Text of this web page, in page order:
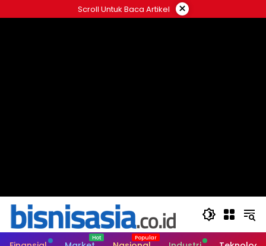
ke
Scroll Untuk Baca Artikel ×